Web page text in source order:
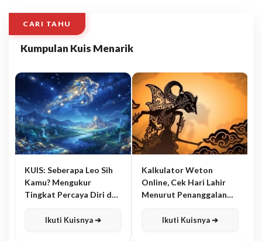
CARI TAHU
Kumpulan Kuis Menarik
KUIS: Seberapa Leo Sih
Kamu? Mengukur
Tingkat Percaya Diri dan
Ikuti Kuisnya ➔
Kalkulator Weton
Online, Cek Hari Lahir
Menurut Penanggalan
Ikuti Kuisnya ➔